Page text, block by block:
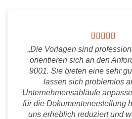
„Die Vorlagen sind
orientieren sich an den
9001. Sie bieten eine sehr
lassen sich problemlos
Unternehmensabläufe
für die Dokumentenerstellung
uns erheblich reduziert und